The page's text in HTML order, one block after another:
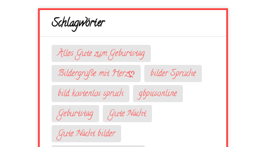
Schlagwörter
Alles Gute zum Geburtstag
Bildergrüße mit Herzღ
bilder Sprüche
bild kostenlos spruch
gbpicsonline
Geburtstag
Gute Nacht
Gute Nacht bilder